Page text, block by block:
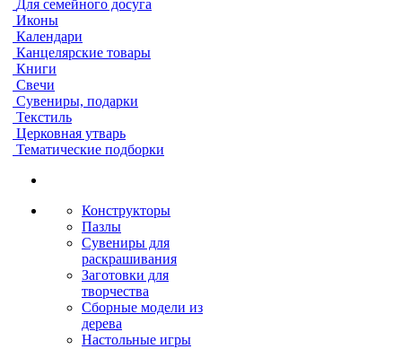
Для семейного досуга
Иконы
Календари
Канцелярские товары
Книги
Свечи
Сувениры, подарки
Текстиль
Церковная утварь
Тематические подборки
Конструкторы
Пазлы
Сувениры для
раскрашивания
Заготовки для
творчества
Сборные модели из
дерева
Настольные игры